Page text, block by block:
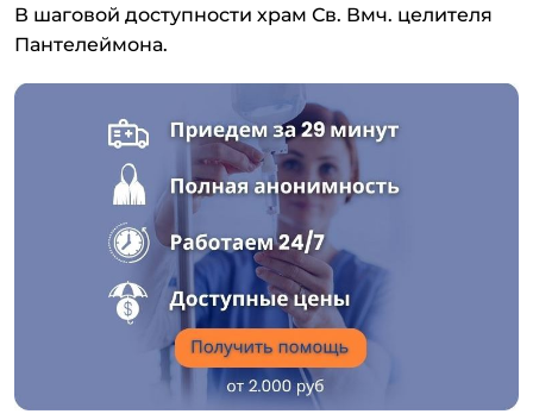
В шаговой доступности храм Св. Вмч. целителя
Пантелеймона.